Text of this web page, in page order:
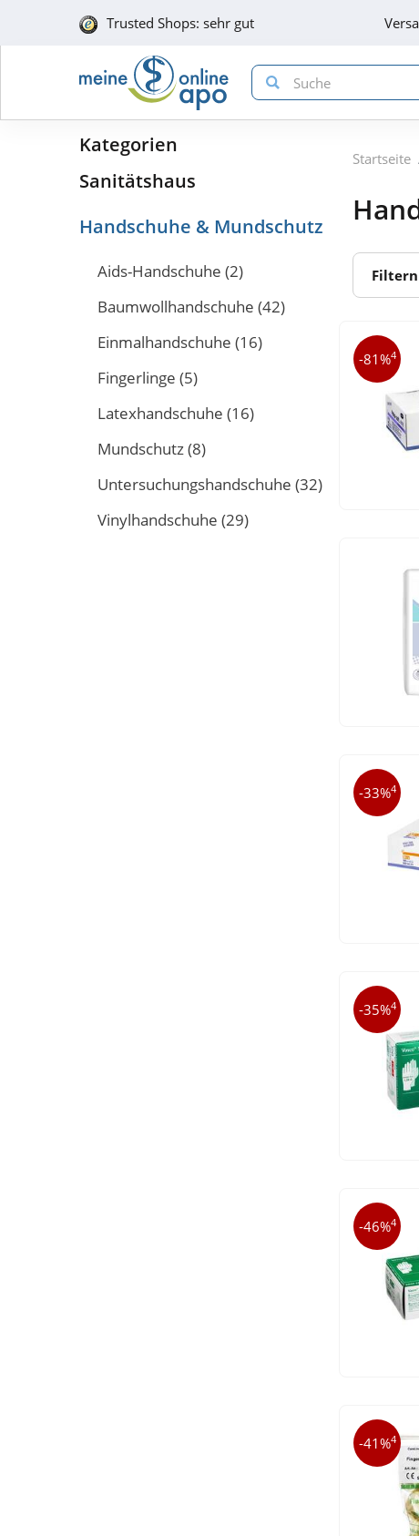
Trusted Shops: sehr gut
Kategorien
Sanitätshaus
Handschuhe & Mundschutz
Aids-Handschuhe (2)
Baumwollhandschuhe (42)
Einmalhandschuhe (16)
Fingerlinge (5)
Latexhandschuhe (16)
Mundschutz(8)
Untersuchungshandschuhe (32)
Vinylhandschuhe (29)
Startseite
Filtern
-81%4
-33%4
-35%4
-46%4
-41%4